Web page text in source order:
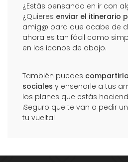
¿Estás pensando en ir con
¿Quieres enviar el itinerario
amig@ para que acabe de
ahora es tan fácil como
en los iconos de abajo.
También puedes
sociales y enseñarle a tus
los planes que estás
¡Seguro que te van a pedir
tu vuelta!